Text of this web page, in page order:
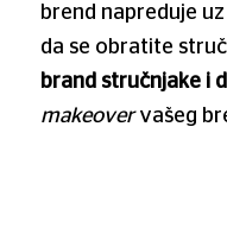
brend napreduje
da se obratite
brand stručnjake i
makeovervašeg